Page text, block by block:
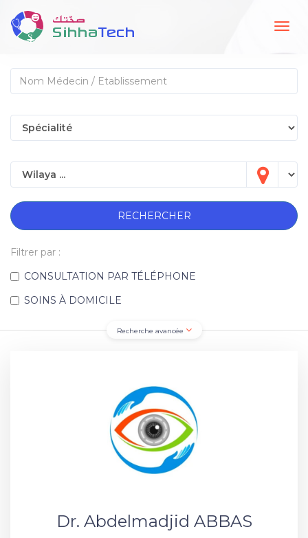
RECHERCHER
Filtrer par :
CONSULTATION PAR TÉLÉPHONE
SOINS À DOMICILE
Recherche avancée
Dr. Abdelmadjid ABBAS